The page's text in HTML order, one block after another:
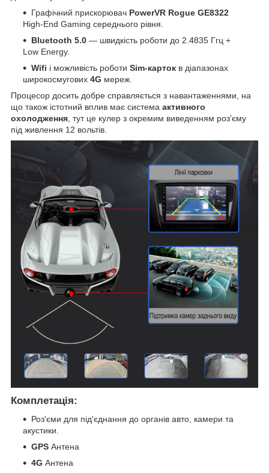
Графічний прискорювач PowerVR Rogue GE8322
High-End Gaming середнього рівня.
Bluetooth 5.0 — швидкість роботи до 2.4835 Ггц +
Low Energy.
Wifi і можливість роботи Sim-карток в діапазонах
широкосмугових 4G мереж.
Процесор досить добре справляється з навантаженнями, на
що також істотний вплив має система активного
охолодження , тут це кулер з окремим виведенням роз'єму
під живлення 12 вольтів.
Комплетація:
Роз'єми для під'єднання до органів авто, камери та
акустики.
GPS Антена
4G Антена